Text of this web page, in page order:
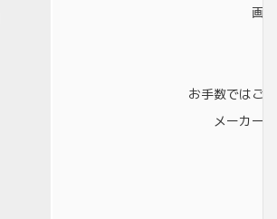
画
お手数ではご
メーカー